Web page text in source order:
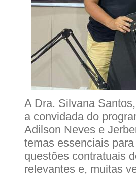
A Dra. Silvana
a convidada do
Adilson Neves e
temas essenciais
questões contratuais
relevantes e, muitas